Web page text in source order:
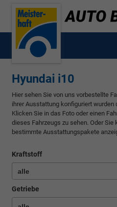
Hyundai i10
Hier sehen Sie von uns vorbestellte
ihrer Ausstattung konfiguriert wurden
Klicken Sie in das Foto oder einen
dieses Fahrzeugs zu sehen. Oder
bestimmte Ausstattungspakete
Kraftstoff
Getriebe